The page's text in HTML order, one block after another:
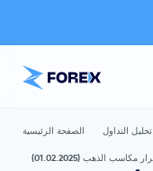
الصفحة الرئيسية تحليل التداول